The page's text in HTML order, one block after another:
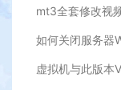
mt3全套修改视